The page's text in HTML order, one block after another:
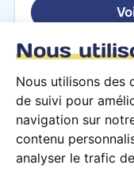
Nous
Nous utilisons des
de suivi pour
navigation sur
contenu
analyser le trafic